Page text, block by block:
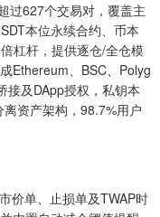
过627个交易对，覆盖主
本位永续合约、币本
杠杆，提供逐仓/全仓模
Ethereum、BSC、Polyg
接及DApp授权，私钥本
资产架构，98.7%用户
单、止损单及TWAP时